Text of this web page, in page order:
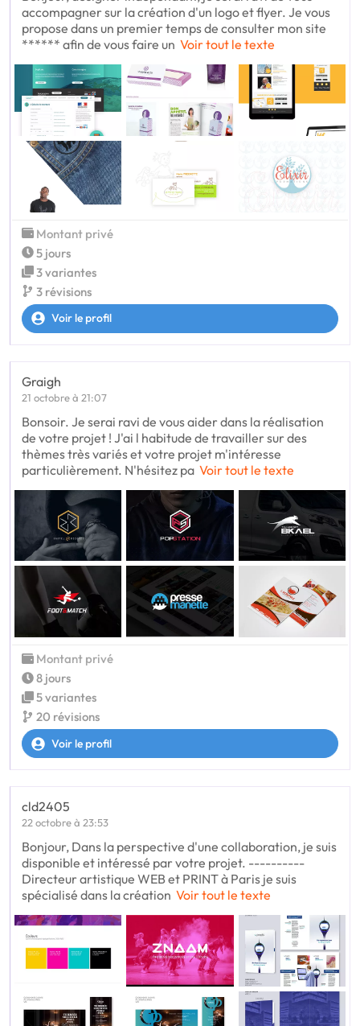
accompagner sur la création d'un logo et flyer. Je vous
propose dans un premier temps de consulter mon site
****** afin de vous faire un Voir tout le texte
Montant privé
5 jours
3 variantes
3 révisions
Voir le profil
Graigh
21 octobre à 21:07
Bonsoir. Je serai ravi de vous aider dans la réalisation
de votre projet ! J'ai l habitude de travailler sur des
thèmes très variés et votre projet m'intéresse
particulièrement. N'hésitez pa Voir tout le texte
Montant privé
8 jours
5 variantes
20 révisions
Voir le profil
cld2405
22 octobre à 23:53
Bonjour, Dans la perspective d'une collaboration, je suis
disponible et intéressé par votre projet. ----------
Directeur artistique WEB et PRINT à Paris je suis
spécialisé dans la création Voir tout le texte